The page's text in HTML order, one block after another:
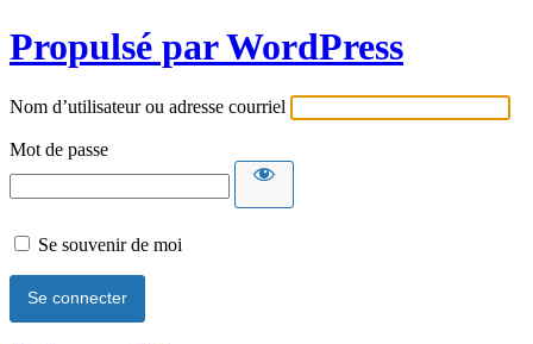
Propulsé par WordPress
Nom d’utilisateur ou adresse courriel
Mot de passe
Se souvenir de moi